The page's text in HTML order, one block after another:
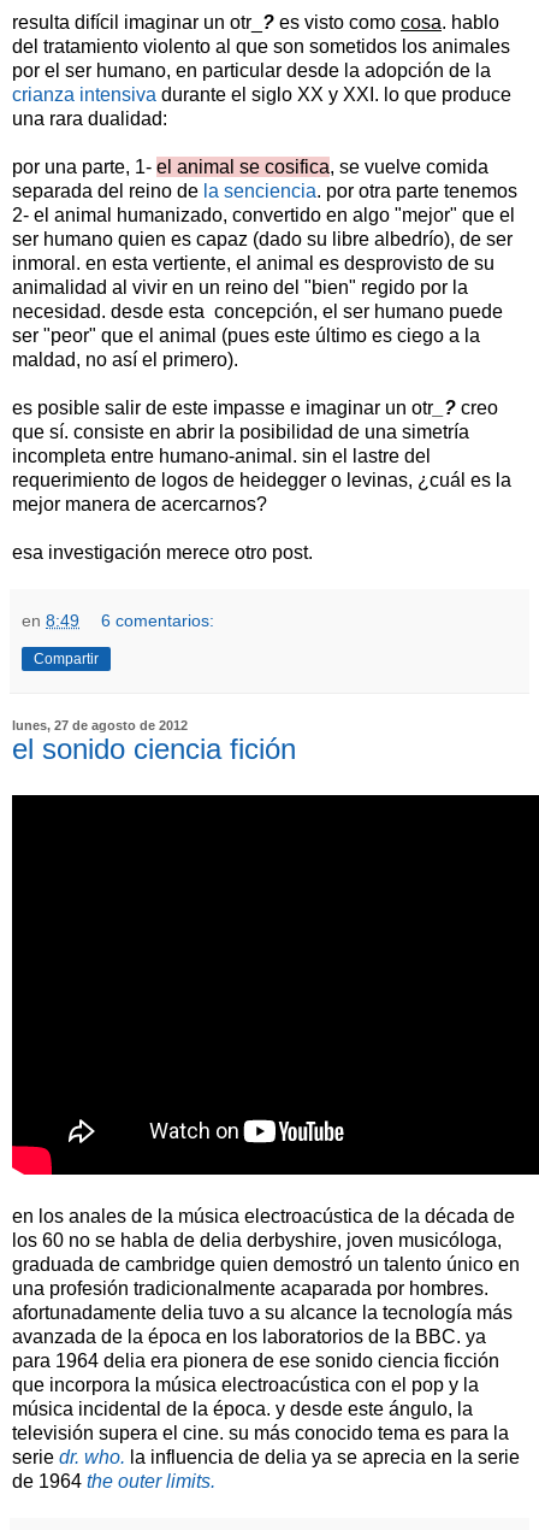
resulta difícil imaginar un otr_ ? es visto como cosa. hablo
del tratamiento violento al que son sometidos los animales
por el ser humano, en particular desde la adopción de la
crianza intensiva durante el siglo XX y XXI. lo que produce
una rara dualidad:
por una parte, 1- el animal se cosifica, se vuelve comida
separada del reino de la senciencia. por otra parte tenemos
2- el animal humanizado, convertido en algo "mejor" que el
ser humano quien es capaz (dado su libre albedrío), de ser
inmoral. en esta vertiente, el animal es desprovisto de su
animalidad al vivir en un reino del "bien" regido por la
necesidad. desde esta concepción, el ser humano puede
ser "peor" que el animal (pues este último es ciego a la
maldad, no así el primero).
es posible salir de este impasse e imaginar un otr _? creo
que sí. consiste en abrir la posibilidad de una simetría
incompleta entre humano-animal. sin el lastre del
requerimiento de logos de heidegger o levinas, ¿cuál es la
mejor manera de acercarnos?
esa investigación merece otro post.
en 8:49 6 comentarios:
Compartir
lunes, 27 de agosto de 2012
el sonido ciencia fición
en los anales de la música electroacústica de la década de
los 60 no se habla de delia derbyshire, joven musicóloga,
graduada de cambridge quien demostró un talento único en
una profesión tradicionalmente acaparada por hombres.
afortunadamente delia tuvo a su alcance la tecnología más
avanzada de la época en los laboratorios de la BBC. ya
para 1964 delia era pionera de ese sonido ciencia ficción
que incorpora la música electroacústica con el pop y la
música incidental de la época. y desde este ángulo, la
televisión supera el cine. su más conocido tema es para la
serie dr. who. la influencia de delia ya se aprecia en la serie
de 1964 the outer limits.